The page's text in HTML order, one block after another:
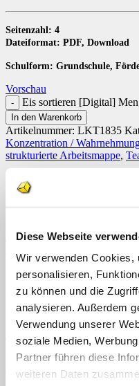
Diese Webseite
Wir verwenden Cookies,
personalisieren,
zu können und die
analysieren. Außerdem
Verwendung unserer
soziale Medien,
Partner führen diese
weiteren Daten
Seitenzahl: 4
Dateiformat: PDF, Download
Schulform: Grundschule,
Vorschau
Eis sortieren [Digital]
In den Warenkorb
Artikelnummer: LKT1835
Konzentration /
strukturierte Arbeitsmappe,
ersten Feld ist ein Eis
der Sorte und in der
Des Weiteren gibt es 4 mal 4
Eisvorgaben. Die farbigen
Diese Mappefördert neben
auch die Motorik, die
Konzentration und die
Geeignet ist diese